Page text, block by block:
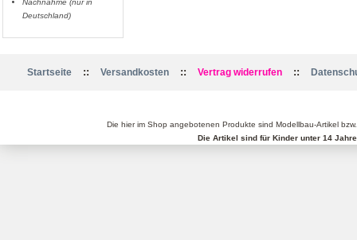
Nachnahme (nur in
Deutschland)
Startseite :: Versandkosten :: Vertrag widerrufen ::
Die hier im Shop angebotenen Produkte sind Modellbau-Artikel
Die Artikel sind für Kinder unter 14